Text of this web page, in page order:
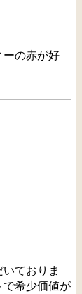
ーの赤が好
ておりま
で希少価値が